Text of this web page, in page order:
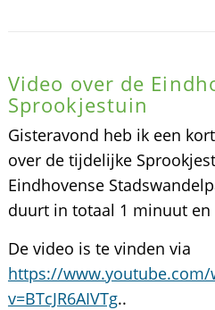
Video over de
Sprookjestuin
Gisteravond heb ik een
over de tijdelijke
Eindhovense
duurt in totaal 1 minuut en
De video is te vinden via
https://www.youtube.com/
v=BTcJR6AIVTg..